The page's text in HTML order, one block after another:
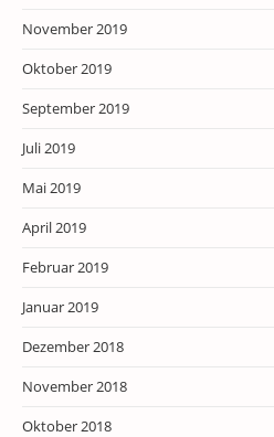
November 2019
Oktober 2019
September 2019
Juli 2019
Mai 2019
April 2019
Februar 2019
Januar 2019
Dezember 2018
November 2018
Oktober 2018